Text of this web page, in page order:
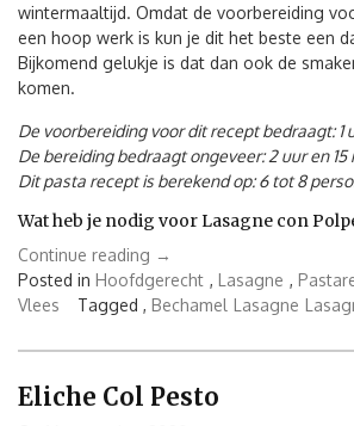
wintermaaltijd. Omdat de voorbereiding
een hoop werk is kun je dit het beste een
Bijkomend gelukje is dat dan ook de
komen.
De voorbereiding voor dit recept bedraagt: 1
De bereiding bedraagt ongeveer: 2 uur en 15
Dit pasta recept is berekend op: 6 tot 8
Wat heb je nodig voor Lasagne con
Continue reading “Lasagne
con
Polpettine”
→
Posted in Hoofdgerecht , Lasagne ,
Vlees
Tagged , Bechamel Lasagne
Eliche Col Pesto